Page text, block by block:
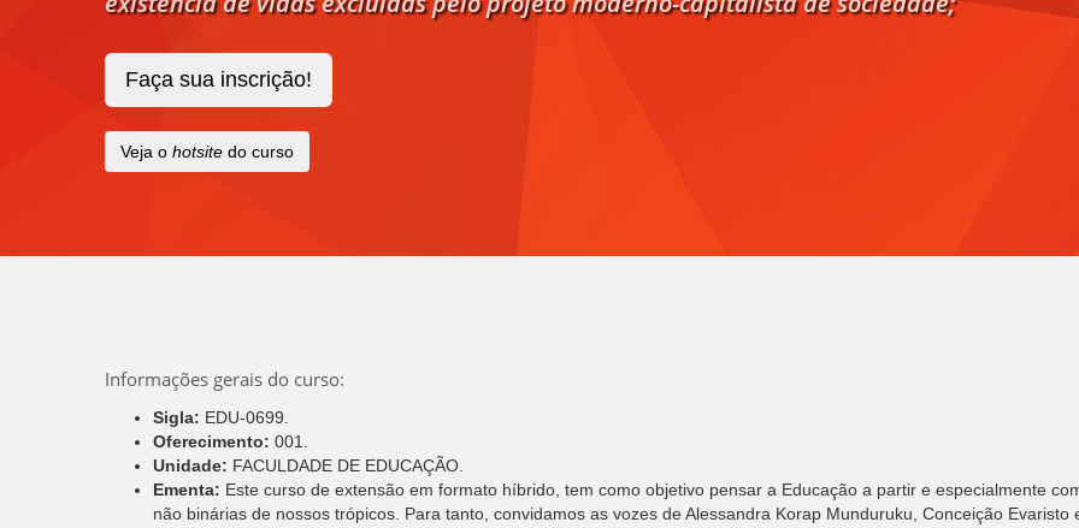
Faça sua inscrição!
Veja o hotsite do curso
Informações gerais do curso:
Sigla: EDU-0699.
Oferecimento: 001.
Unidade: FACULDADE DE EDUCAÇÃO.
Ementa: Este curso de extensão em formato híbrido, tem como objetivo pensar a Educação a partir e especialmente
não binárias de nossos trópicos. Para tanto, convidamos as vozes de Alessandra Korap Munduruku, Conceição